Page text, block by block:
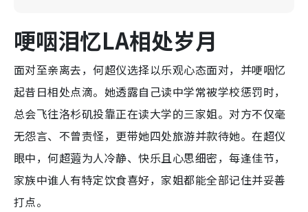
哽咽泪忆LA相处岁月
面对至亲离去，何超仪选择以乐观心态面对，并哽咽忆
起昔日相处点滴。她透露自己读中学常被学校惩罚时，
总会飞往洛杉矶投靠正在读大学的三家姐。对方不仅毫
无怨言、不曾责怪，更带她四处旅游并款待她。在超仪
眼中，何超蕸为人冷静、快乐且心思细密，每逢佳节，
家族中谁人有特定饮食喜好，家姐都能全部记住并妥善
打点。